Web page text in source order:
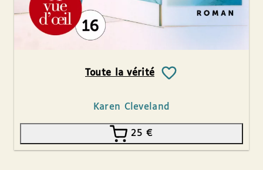
Toute la vérité
Karen Cleveland
25€